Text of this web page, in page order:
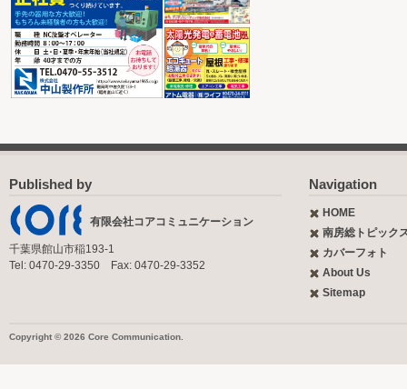
Published by
有限会社コアコミュニケーション
千葉県館山市稲193-1
Tel: 0470-29-3350 Fax: 0470-29-3352
Navigation
HOME
南房総トピック
カバーフォト
About Us
Sitemap
Copyright © 2026 Core Communication.